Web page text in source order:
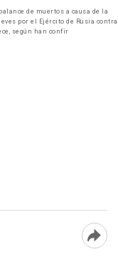
por el Ejército de Rusia contra
según han confir